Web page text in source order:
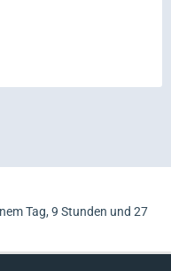
Tag, 9 Stunden und 27